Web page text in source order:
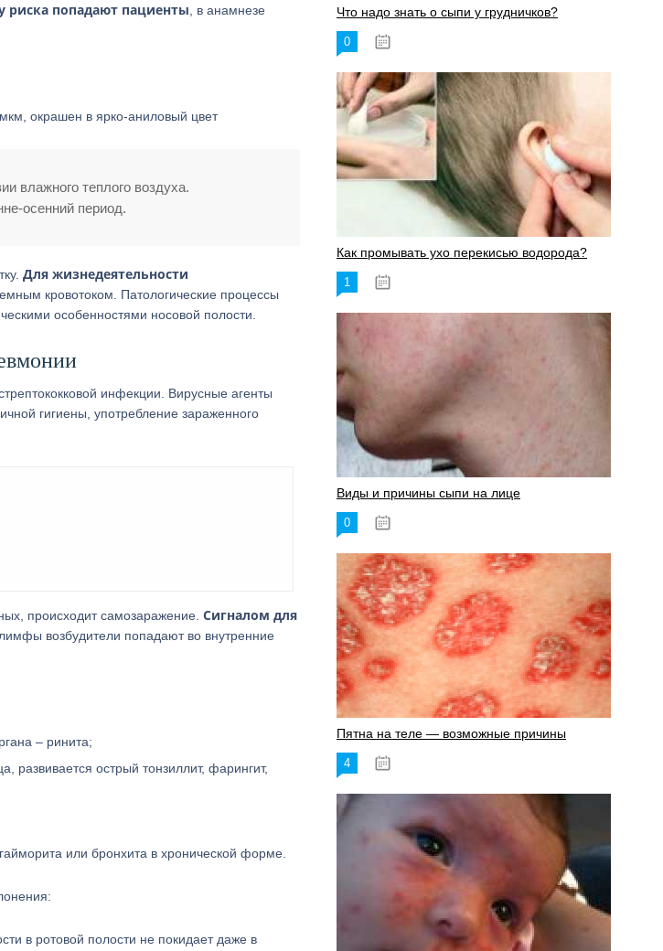
риска попадают пациенты , в анамнезе
окрашен в ярко-аниловый цвет
влажного теплого воздуха.
осенний период.
Для жизнедеятельности
кровотоком. Патологические процессы
особенностями носовой полости.
инфекции. Вирусные агенты
гигиены, употребление зараженного
происходит самозаражение. Сигналом для
возбудители попадают во внутренние
– ринита;
развивается острый тонзиллит, фарингит,
или бронхита в хронической форме.
в ротовой полости не покидает даже в
Что надо знать о сыпи у грудничков?
0
Как промывать ухо перекисью водорода?
1
Виды и причины сыпи на лице
0
Пятна на теле — возможные причины
4